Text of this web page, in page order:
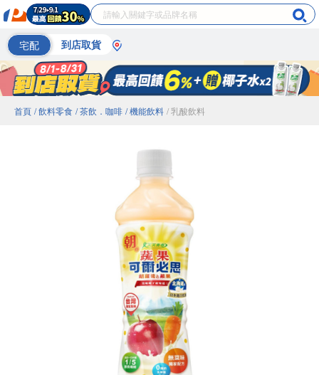
宅配 到店取貨
首頁 / 飲料零食 / 茶飲．咖啡 / 機能飲料 / 乳酸飲料